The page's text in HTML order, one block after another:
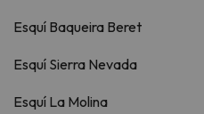
Esquí Baqueira Beret
Esquí Sierra Nevada
Esquí La Molina